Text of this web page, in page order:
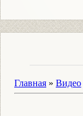
Главная » Видео